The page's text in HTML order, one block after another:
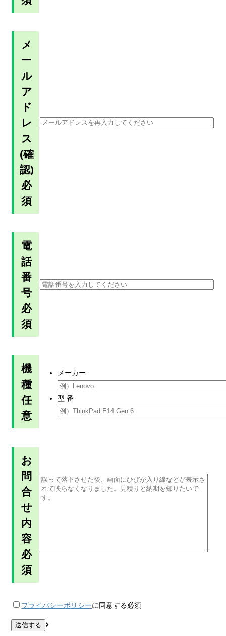
メ
ー
ル
ア
ド
レ
ス
(確
認)
必
須
電
話
番
号
必
須
機
種
任
意
メーカー
型 番
お
問
合
せ
内
容
必
須
プライバシーポリシーに同意する必須